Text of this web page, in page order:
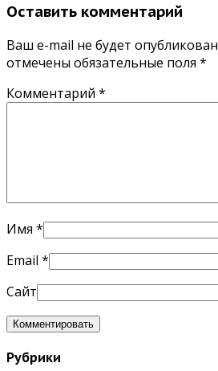
Оставить комментарий
Ваш e-mail не будет
отмечены обязательные поля *
Комментарий *
Имя *
Email *
Сайт
Рубрики